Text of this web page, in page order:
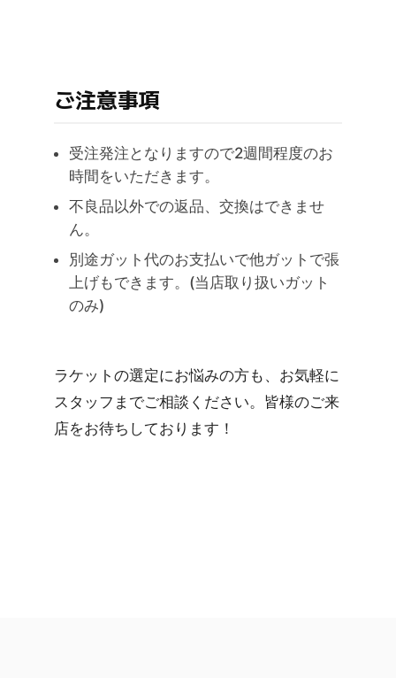
ご注意事項
受注発注となりますので2週間程度のお
時間をいただきます。
不良品以外での返品、交換はできませ
ん。
別途ガット代のお支払いで他ガットで張
上げもできます。(当店取り扱いガット
のみ)
ラケットの選定にお悩みの方も、お気軽に
スタッフまでご相談ください。皆様のご来
店をお待ちしております！